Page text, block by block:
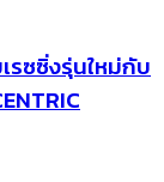
เรซซิ่งรุ่นใหม่กับ